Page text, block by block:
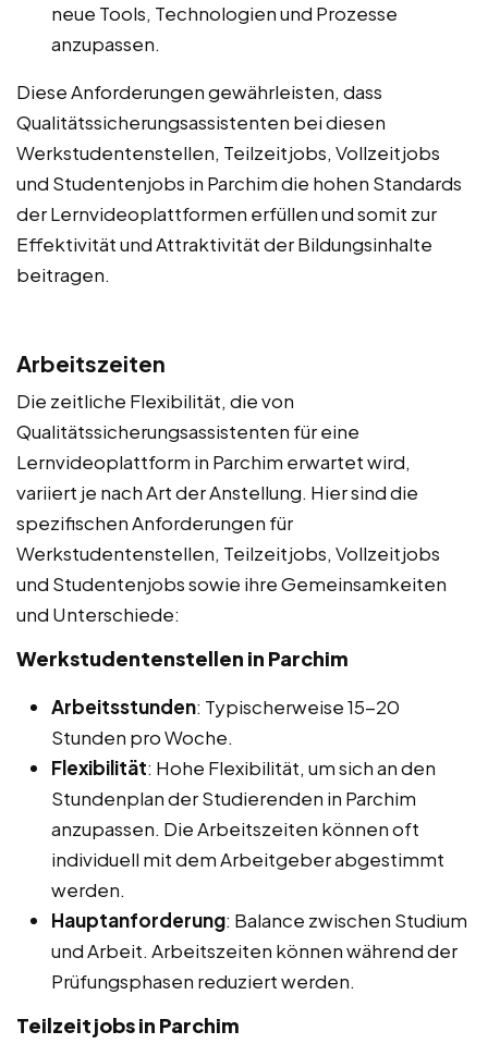
neue Tools, Technologien und Prozesse
anzupassen.
Diese Anforderungen gewährleisten, dass
Qualitätssicherungsassistenten bei diesen
Werkstudentenstellen, Teilzeitjobs, Vollzeitjobs
und Studentenjobs in Parchim die hohen Standards
der Lernvideoplattformen erfüllen und somit zur
Effektivität und Attraktivität der Bildungsinhalte
beitragen.
Arbeitszeiten
Die zeitliche Flexibilität, die von
Qualitätssicherungsassistenten für eine
Lernvideoplattform in Parchim erwartet wird,
variiert je nach Art der Anstellung. Hier sind die
spezifischen Anforderungen für
Werkstudentenstellen, Teilzeitjobs, Vollzeitjobs
und Studentenjobs sowie ihre Gemeinsamkeiten
und Unterschiede:
Werkstudentenstellen in Parchim
Arbeitsstunden: Typischerweise 15-20
Stunden pro Woche.
Flexibilität: Hohe Flexibilität, um sich an den
Stundenplan der Studierenden in Parchim
anzupassen. Die Arbeitszeiten können oft
individuell mit dem Arbeitgeber abgestimmt
werden.
Hauptanforderung: Balance zwischen Studium
und Arbeit. Arbeitszeiten können während der
Prüfungsphasen reduziert werden.
Teilzeitjobs in Parchim